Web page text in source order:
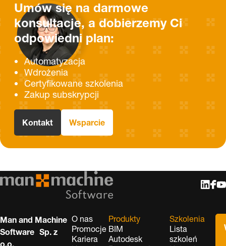
Umów się na darmowe
konsultacje, a dobierzemy Ci
odpowiedni plan:
Automatyzacja
Wdrożenia
Certyfikowane szkolenia
Zakup subskrypcji
Kontakt Wsparcie
Man and Machine
Software Sp. z
o.o.
O nas
Promocje
Kariera
Produkty
BIM
Autodesk
Szkolenia
Lista
szkoleń